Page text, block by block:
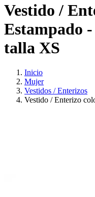
Vestido /
Estampado
talla XS
Inicio
Mujer
Vestidos / Enterizos
Vestido / Enterizo